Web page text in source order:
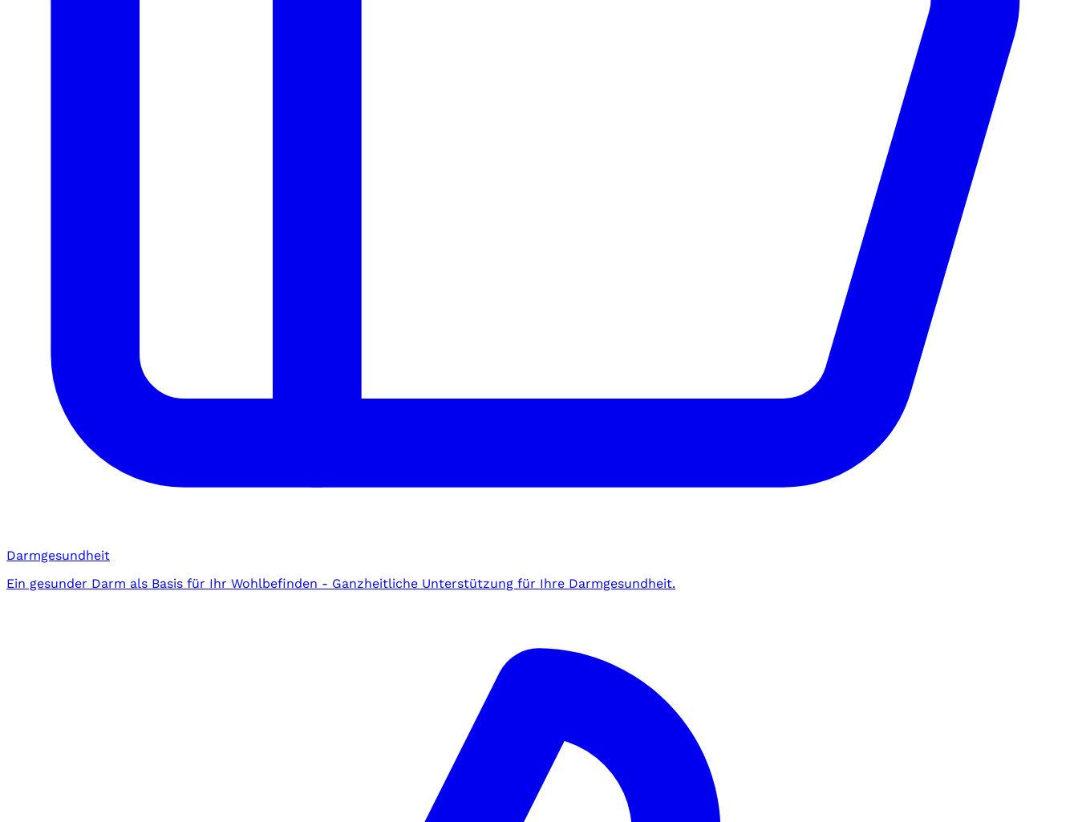
Darmgesundheit
Ein gesunder Darm als Basis für Ihr Wohlbefinden - Ganzheitliche Unterstützung für Ihre Darmgesundheit.